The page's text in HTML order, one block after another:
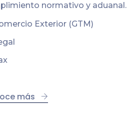
normativo y aduanal.
Exterior (GTM)
más